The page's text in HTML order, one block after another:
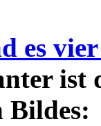
es